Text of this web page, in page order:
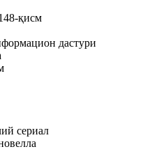
қисм
дастури
сериал